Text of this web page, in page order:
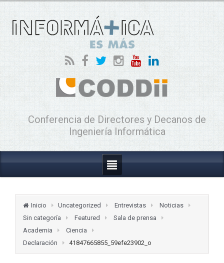
Conferencia de Directores y Decanos de
Ingeniería Informática
Inicio Uncategorized Entrevistas
Noticias
Sin categoría
Featured
Sala de prensa
Academia
Ciencia
Declaración
41847665855_59efe23902_o